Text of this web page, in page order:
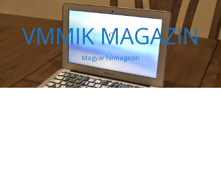
VMMIK MAGAZIN
Magyar hírmagazin